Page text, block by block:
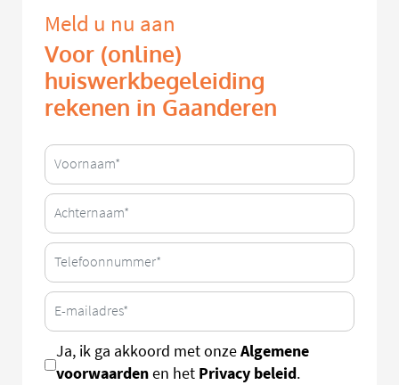
Meld u nu aan
Voor (online)
huiswerkbegeleiding
rekenen in Gaanderen
Ja, ik ga akkoord met onzeAlgemene
voorwaardenen het Privacy beleid.